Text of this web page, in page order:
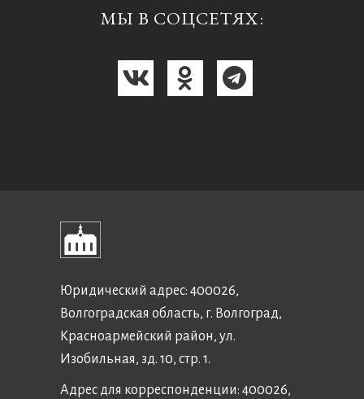
МЫ В СОЦСЕТЯХ:
Юридический адрес: 400026,
Волгоградская область, г. Волгоград,
Красноармейский район, ул.
Изобильная, зд. 10, стр. 1.
Адрес для корреспонденции: 400026,